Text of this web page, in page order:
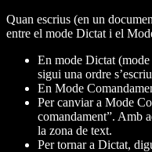
Quan escrius (en un
entre el mode Dictat i el
En mode Dictat
sigui una ordre
En Mode
Per canviar a Mode
comandament”. Amb
la zona de text.
Per tornar a Dictat,